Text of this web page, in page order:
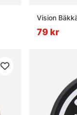
Vision
79 kr